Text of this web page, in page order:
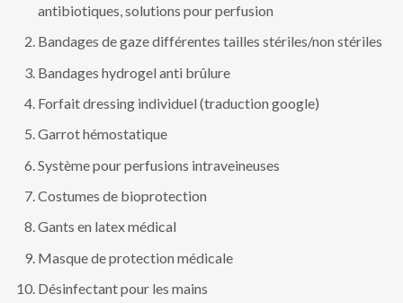
antibiotiques, solutions pour perfusion
Bandages de gaze différentes tailles stériles/non stériles
Bandages hydrogel anti brûlure
Forfait dressing individuel (traduction google)
Garrot hémostatique
Système pour perfusions intraveineuses
Costumes de bioprotection
Gants en latex médical
Masque de protection médicale
Désinfectant pour les mains